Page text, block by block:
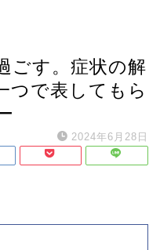
ごす。症状の解
つで表してもら
2024年6月28日